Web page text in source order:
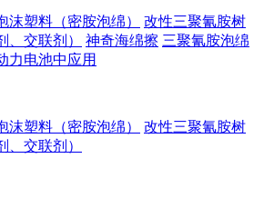
沫塑料（密胺泡绵）
改性三聚氰胺树
、交联剂）
神奇海绵擦 三聚氰胺泡绵
力电池中应用
沫塑料（密胺泡绵）
改性三聚氰胺树
、交联剂）